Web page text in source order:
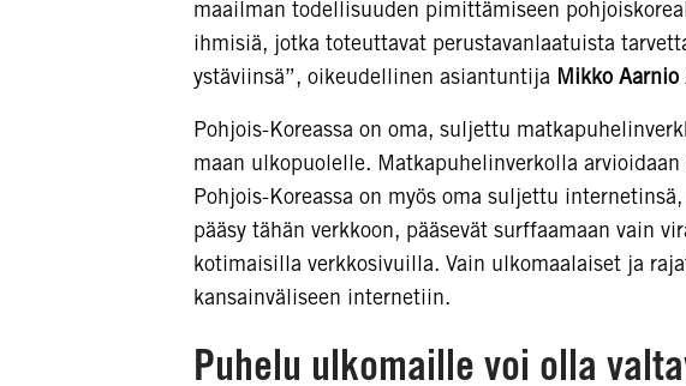
maailman todellisuuden pimittämiseen
ihmisiä, jotka toteuttavat perustavanlaatuista
ystäviinsä”, oikeudellinen asiantuntija Mikko Aarnio
Pohjois-Koreassa on oma, suljettu
maan ulkopuolelle. Matkapuhelinverkolla
Pohjois-Koreassa on myös oma suljettu
pääsy tähän verkkoon, pääsevät surffaamaan vain
kotimaisilla verkkosivuilla. Vain ulkomaalaiset ja
kansainväliseen internetiin.
Puhelu ulkomaille voi olla